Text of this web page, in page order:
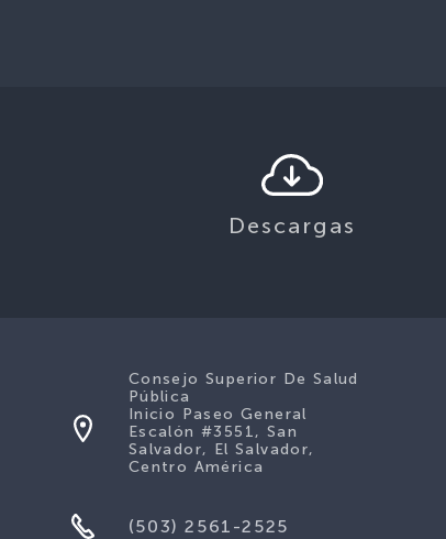
Descargas
Consejo Superior De Salud
Pública
Inicio Paseo General
Escalón #3551, San
Salvador, El Salvador,
Centro América
(503) 2561-2525